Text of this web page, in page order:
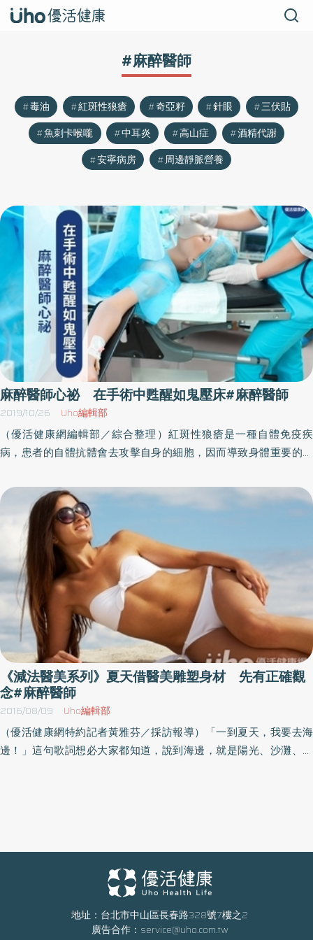
#麻醉醫師
毒油 紅斑性狼瘡 奇亞籽 針眼
三伏貼
魚刺卡喉嚨
中耳炎 高山症
酒精代謝
安寧病房
周邊靜脈營養
麻醉醫師心祕 在手術中甦醒如鬼壓床#麻醉醫師
2019/10/26 Uho編輯部
（優活健康網編輯部／綜合整理）紅斑性狼瘡是一種自體免疫疾
病，患者的自體抗體會去攻擊自身的細胞，因而導致身體重要的器
腎衰竭，落入終生需要洗腎的地步。患者是一位二十多歲的女性，
因為紅斑性狼瘡導致腎衰竭，接受腹膜透析多年，因為腹膜反覆感
染，這次手術的目的是為了移除腹內透析導管，同時植入人工血
管，之後再改成血液透析。麻醉誘導之後，病人的血壓慢慢降到
八、九十。剛剛說紅斑性狼瘡的患者心臟多少有些問題，血壓變低
是預料中的事。因為病患還年輕，這個血壓也還可以接受，只是手
術到了一半，病患突然量不到血壓，接著開始量不到血氧值。量血
氧的機器叫做血氧飽和濃度器（pulse oximeter），這種機器在病人
的手腳冰冷、血管收縮，或者血壓太低、脈搏不明顯時，都會量不
到血氧值，所以我一次就失去兩個參考數字，不知道病人的血壓多
少，也不知道病人的氧合濃度。我打了幾次提升血壓的藥物，病人
也只是心跳增加，血壓還是量不出來。我摸了一下病人的頸動脈，
還有脈搏跳動，那病人的血壓至少還有六十毫米汞柱左右。紅斑性
狼瘡的患者，周邊血管也可能會因為自體抗體的攻擊產生血管炎，
併發血管炎的動脈脈搏常常微弱到測不出來，或許血壓也沒有想像
中那麼低。在這樣安慰自己的同時，我開始準備幫病人打動脈導
術的過程中甦醒。手術的過程中，為了避免脊椎反射，我們會使用
肌肉鬆弛劑。脊椎反射是人體的一種保護作用，就好像我們不小心
踩到釘子時，神經衝動傳到脊椎，沒有經過大腦直接回傳到腳部，
引起腳部肌肉反射性的收縮。手術切開腹部肌肉時，若沒有使用肌
肉鬆弛劑，也會因為脊椎反射，導致腹部肌肉收縮強直，導致手術
《減法醫美系列》夏天借醫美雕塑身材 先有正確觀
念#麻醉醫師
2016/08/09 Uho編輯部
（優活健康網特約記者黃雅芬／採訪報導）「一到夏天，我要去海
邊！」這句歌詞想必大家都知道，說到海邊，就是陽光、沙灘、比
進行手術之前，有一些錯誤迷失的觀念必須要讓民眾知道。抽脂＝
減肥？脂肪抽出越多就越瘦？有些人會把抽脂當作是減肥的捷徑，
覺得抽出的脂肪越多身形就越瘦，這也是大部分民眾常見的錯誤迷
思，李存昌醫師解釋，抽脂是塑身，不等同於減肥，不是將身體脂
地址：台北市中山區長春路328號7樓之2
廣告合作： service@uho.com.tw